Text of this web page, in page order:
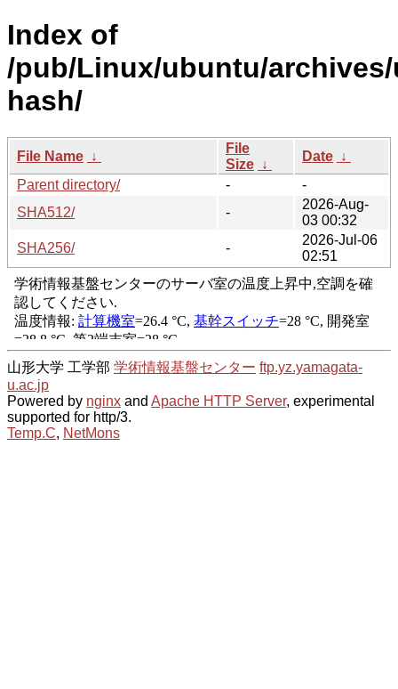
Index of
/pub/Linux/ubuntu/
hash/
File Name ↓
File
Size ↓
Date ↓
Parent directory/
-
-
SHA512/
-
2026-Aug-
03 00:32
SHA256/
-
2026-Jul-06
02:51
山形大学 工学部 学術情報基盤センター ftp.yz.yamagata-
u.ac.jp
Powered by nginx and Apache HTTP Server, experimental
supported for http/3.
Temp.C, NetMons